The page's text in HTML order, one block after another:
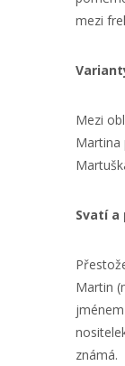
mezi
Mezi
Martina
Svatí a
Martin
známá.